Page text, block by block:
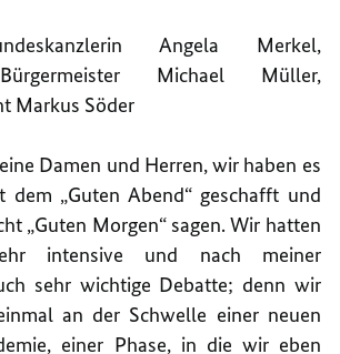
Angela Merkel,
Michael Müller,
Markus Söder
Damen und Herren, wir haben es
dem „Guten Abend“ geschafft und
„Guten Morgen“ sagen. Wir hatten
intensive und nach meiner
sehr wichtige Debatte; denn wir
an der Schwelle einer neuen
einer Phase, in die wir eben